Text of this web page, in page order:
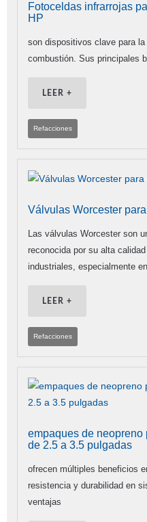
Fotoceldas infrarrojas
HP
son dispositivos clave para
combustión. Sus principales
LEER +
Refacciones
Válvulas Worcester
Las válvulas Worcester son
reconocida por su alta
industriales, especialmente
LEER +
Refacciones
empaques de
de 2.5 a 3.5 pulgadas
ofrecen múltiples beneficios
resistencia y durabilidad en
ventajas